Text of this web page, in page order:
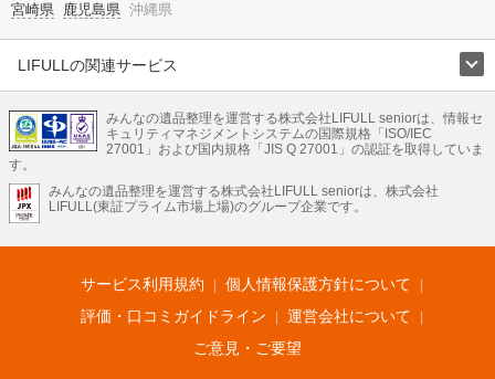
宮崎県 鹿児島県 沖縄県
LIFULLの関連サービス
不動産・住宅
引越し 老人ホーム 地方創生 ママの就労支援
不動産クラウドファンディング 遺品整理 老後の暮らし情報
LIFULL HOME'Sのサービス
不動産・住宅
不動産査定 マンション専門売却査定 不動産投資 アドバイザー
不動産アーカイブ
空き家バンク 家賃相場 不動産会社
まちむすび
不動産用語集 住まいのお役立ち情報
LIFULL HOME'S PRESS
アプリ 不動産データ 不動産転職
みんなの遺品整理を運営する株式会社LIFULL seniorは、情報セ
キュリティマネジメントシステムの国際規格「ISO/IEC
27001」および国内規格「JIS Q 27001」の認証を取得していま
す。
みんなの遺品整理を運営する株式会社LIFULL seniorは、株式会社
LIFULL(東証プライム市場上場)のグループ企業です。
サービス利用規約
個人情報保護方針について
評価・口コミガイドライン
運営会社について
ご意見・ご要望